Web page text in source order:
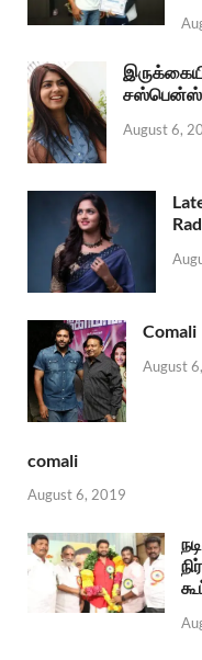
சஸ்பென்ஸ்
August 6,
Comali
August
comali
August 6, 2019